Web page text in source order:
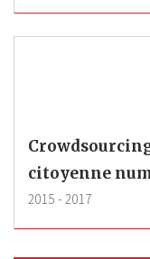
citoyenne
2015 - 2017